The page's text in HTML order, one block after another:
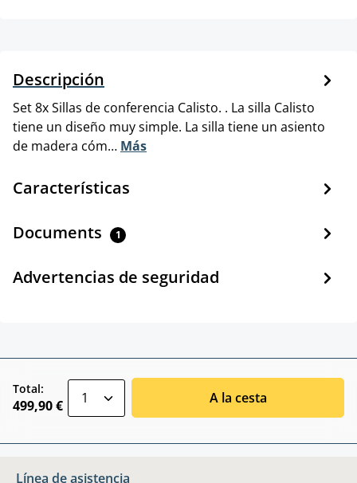
Descripción
Set 8x Sillas de conferencia Calisto. . La silla Calisto
tiene un diseño muy simple. La silla tiene un asiento
de madera cóm… Más
Características
Documents 1
Advertencias de seguridad
Total:
499,90 € A la cesta
Línea de asistencia